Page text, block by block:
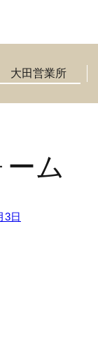
大田営業所
ム
3日